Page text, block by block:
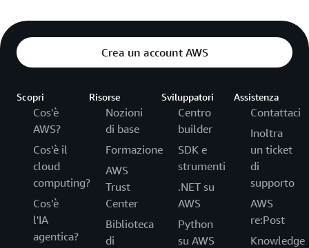
Crea un account AWS
Scopri
Cos'è
AWS?
Cos'è il
cloud
computing?
Cos'è
l'IA
agentica?
Risorse
Nozioni
di base
Formazione
AWS
Trust
Center
Biblioteca
di
Sviluppatori
Centro
builder
SDK e
strumenti
.NET su
AWS
Python
su AWS
Assistenza
Contattaci
Inoltra
un ticket
di
supporto
AWS
re:Post
Knowledge